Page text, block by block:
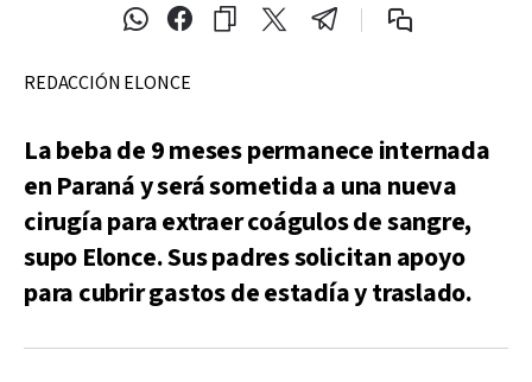
REDACCIÓN ELONCE
La beba de 9 meses permanece internada
en Paraná y será sometida a una nueva
cirugía para extraer coágulos de sangre,
supo Elonce. Sus padres solicitan apoyo
para cubrir gastos de estadía y traslado.